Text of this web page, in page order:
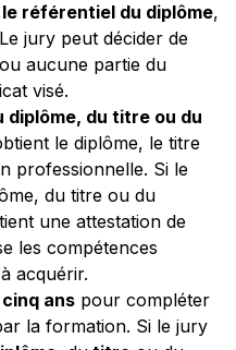
référentiel du diplôme,
jury peut décider de
aucune partie du
visé.
du titre ou du
le diplôme, le titre
professionnelle. Si le
du titre ou du
une attestation de
les compétences
acquérir.
cinq ans pour compléter
la formation. Si le jury